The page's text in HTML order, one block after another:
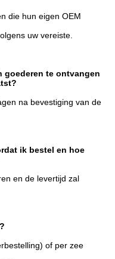
die hun eigen OEM
uw vereiste.
goederen te ontvangen
na bevestiging van de
ik bestel en hoe
en de levertijd zal
of per zee